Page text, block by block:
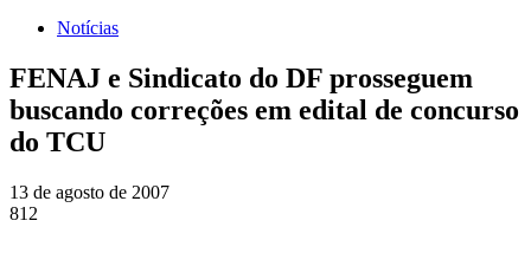
Notícias
FENAJ e Sindicato do DF prosseguem
buscando correções em edital de concurso
do TCU
13 de agosto de 2007
812